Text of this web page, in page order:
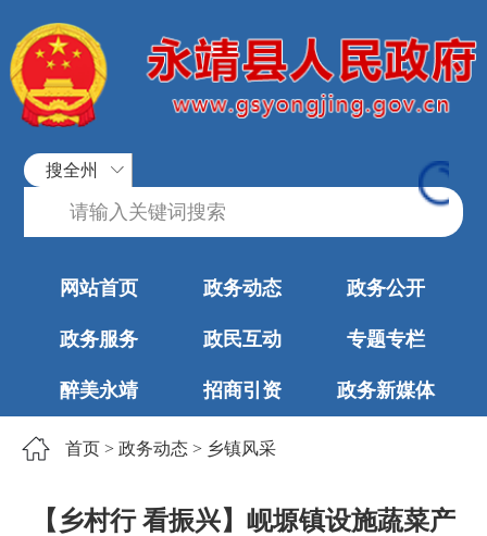
搜全州
网站首页 政务动态 政务公开
政务服务 政民互动 专题专栏
醉美永靖 招商引资 政务新媒体
首页 > 政务动态 > 乡镇风采
【乡村行 看振兴】岘塬镇设施蔬菜产